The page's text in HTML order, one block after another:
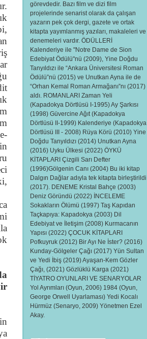
görevdedir. Bazı film ve dizi film
projelerinde senarist olarak da çalışan
yazarın pek çok dergi, gazete ve ortak
kitapta yayımlanmış yazıları, makaleleri ve
denemeleri vardır. ÖDÜLLERİ
Kalenderiye ile "Notre Dame de Sion
Edebiyat Ödülü"nü (2009), Yine Doğdu
Tanyıldızı ile “Ankara Üniversitesi Roman
Ödülü”nü (2015) ve Unutkan Ayna ile de
“Orhan Kemal Roman Armağanı”nı (2017)
aldı. ROMANLARI Zaman Yeli
(Kapadokya Dörtlüsü I-1995) Ay Şarkısı
(1998) Güvercine Ağıt (Kapadokya
Dörtlüsü II-1999) Kalenderiye (Kapadokya
Dörtlüsü III - 2008) Rüya Körü (2010) Yine
Doğdu Tanyıldızı (2014) Unutkan Ayna
(2016) Uyku Ülkesi (2022) ÖYKÜ
KİTAPLARI Çizgili Sarı Defter
(1996)Gölgenin Canı (2004) Bu iki kitap
Dalgın Dağlar adıyla tek kitapta birleştirildi
(2017). DENEME Kristal Bahçe (2003)
Deniz Göründü (2022) İNCELEME
Sokakların Ölümü (1997) Taş Kapıdan
Taçkapıya: Kapadokya (2003) Dil
Edebiyat ve İletişim (2008) Kurmacanın
Yapısı (2022) ÇOCUK KİTAPLARI
Pofkuyruk (2012) Bir Ayı Ne İster? (2016)
Kunday-Gölgeler Çağı (2017) Yün Sultan
ve Yedi İbiş (2019) Ayaşan-Kem Gözler
Çağı, (2021) Gözlüklü Karga (2021)
TİYATRO OYUNLARI VE SENARYOLAR
Yol Ayrımları (Oyun, 2006) 1984 (Oyun,
George Orwell Uyarlaması) Yedi Kocalı
Hürmüz (Senaryo, 2009) Yönetmen Ezel
Akay.